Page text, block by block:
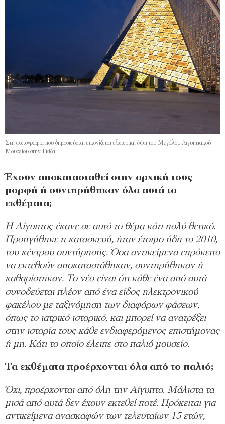
Στη φωτογραφία που δημοσιεύεται εικονίζεται εξωτερική όψη του Μεγάλου Aιγυπτιακού
Μουσείου στην Γκίζα.
Έχουν αποκατασταθεί στην αρχική τους
μορφή ή συντηρήθηκαν όλα αυτά τα
εκθέματα;
Η Αίγυπτος έκανε σε αυτό το θέμα κάτι πολύ θετικό.
Προηγήθηκε η κατασκευή, ήταν έτοιμο ήδη το 2010,
του κέντρου συντήρησης. Όσα αντικείμενα επρόκειτο
να εκτεθούν αποκαταστάθηκαν, συντηρήθηκαν ή
καθαρίστηκαν. To νέο είναι ότι κάθε ένα από αυτά
συνοδεύεται πλέον από ένα είδος ηλεκτρονικού
φακέλου με ταξινόμηση των διαφόρων φάσεων,
όπως το ιατρικό ιστορικό, και μπορεί να ανατρέξει
στην ιστορία τους κάθε ενδιαφερόμενος επιστήμονας
ή μη. Κάτι το οποίο έλειπε στο παλιό μουσείο.
Τα εκθέματα προέρχονται όλα από το παλιό;
Όχι, προέρχονται από όλη την Αίγυπτο. Μάλιστα τα
μισά από αυτά δεν έχουν εκτεθεί ποτέ. Πρόκειται για
αντικείμενα ανασκαφών των τελευταίων 15 ετών,